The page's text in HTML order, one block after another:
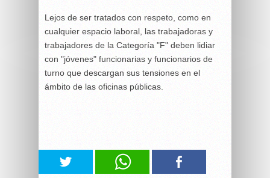
Lejos de ser tratados con respeto, como en
cualquier espacio laboral, las trabajadoras y
trabajadores de la Categoría "F" deben lidiar
con "jóvenes" funcionarias y funcionarios de
turno que descargan sus tensiones en el
ámbito de las oficinas públicas.